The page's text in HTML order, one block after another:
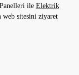
Panelleri ile Elektrik
web sitesini ziyaret